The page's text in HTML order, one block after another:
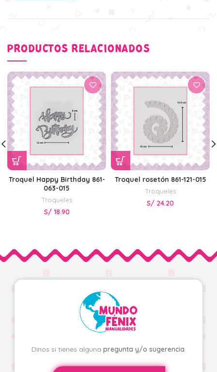
PRODUCTOS RELACIONADOS
Troquel Happy Birthday 861-
063-015
Troqueles
S/ 18.90
Troquel rosetón 861-121-015
Troqueles
S/ 24.20
Dinos si tienes alguna pregunta y/o sugerencia.